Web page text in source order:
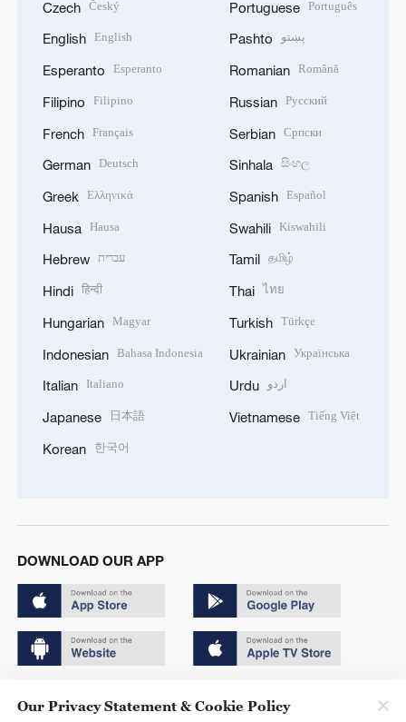
Czech Český
English English
Esperanto Esperanto
Filipino Filipino
French Français
German Deutsch
Greek Ελληνικά
Hausa Hausa
Hebrew עברית
Hindi हिन्दी
Hungarian Magyar
Indonesian Bahasa Indonesia
Italian Italiano
Japanese 日本語
Korean 한국어
Portuguese Português
Pashto پښتو
Romanian Română
Russian Русский
Serbian Српски
Sinhala සිංහල
Spanish Español
Swahili Kiswahili
Tamil தமிழ்
Thai ไทย
Turkish Türkçe
Ukrainian Українська
Urdu اردو
Vietnamese Tiếng Việt
DOWNLOAD OUR APP
Our Privacy Statement & Cookie Policy